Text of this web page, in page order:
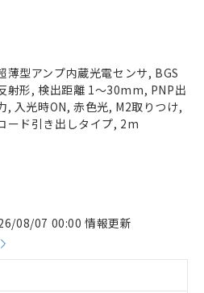
薄型アンプ内蔵光電センサ, BGS
射形, 検出距離 1～30mm, PNP出
, 入光時ON, 赤色光, M2取りつけ,
ード引き出しタイプ, 2m
08/07 00:00 情報更新